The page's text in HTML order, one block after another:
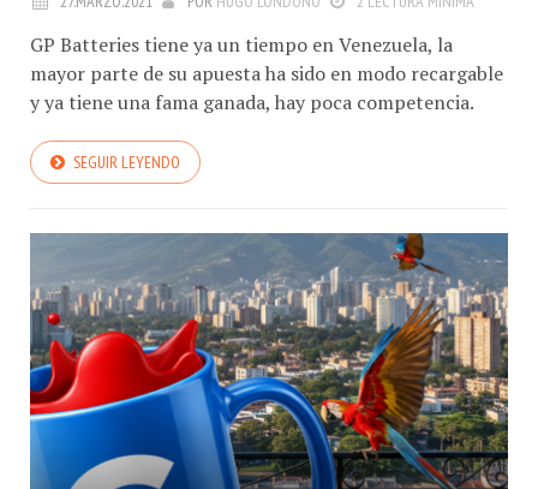
GP Batteries tiene ya un tiempo en Venezuela, la
mayor parte de su apuesta ha sido en modo recargable
y ya tiene una fama ganada, hay poca competencia.